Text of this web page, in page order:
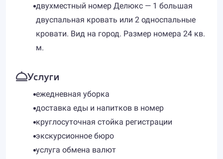
двухместный номер Делюкс — 1 большая
двуспальная кровать или 2 односпальные
кровати. Вид на город. Размер номера 24 кв.
м.
Услуги
ежедневная уборка
доставка еды и напитков в номер
круглосуточная стойка регистрации
экскурсионное бюро
услуга обмена валют